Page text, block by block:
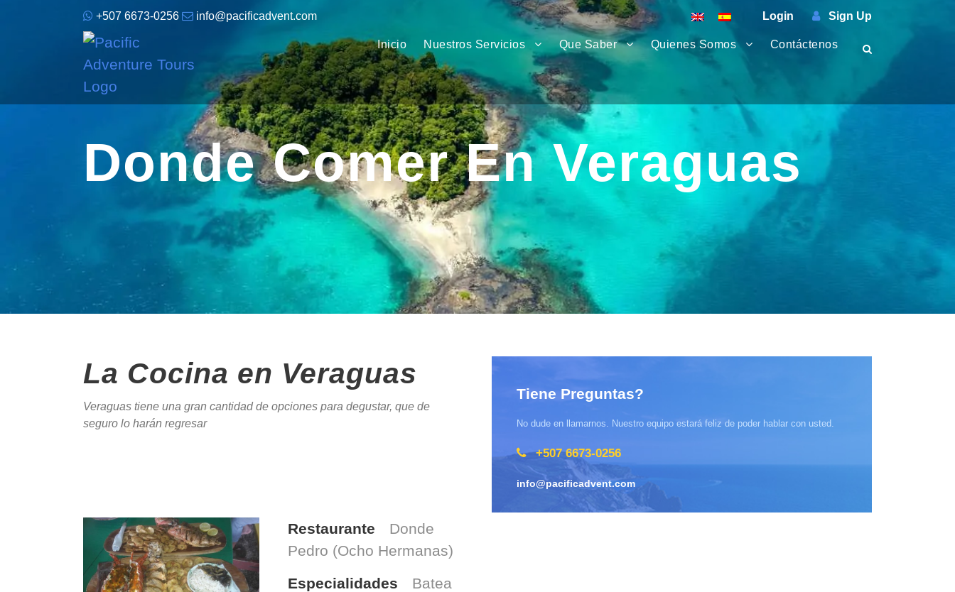
+507 6673-0256 info@pacificadvent.com Login Sign Up
Inicio Nuestros Servicios Que Saber Quienes Somos Contáctenos
Donde Comer En Veraguas
La Cocina en Veraguas
Veraguas tiene una gran cantidad de opciones para degustar, que de
seguro lo harán regresar
Restaurante
Donde
Pedro (Ocho Hermanas)
Especialidades
Batea
Tiene Preguntas?
No dude en llamarnos. Nuestro equipo estará feliz de poder hablar con usted.
+507 6673-0256
info@pacificadvent.com